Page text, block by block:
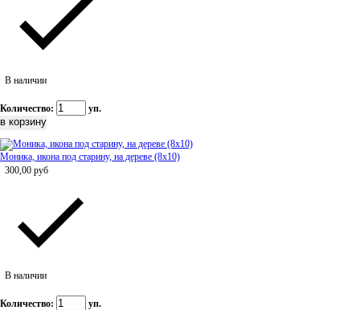
В наличии
Количество: уп.
Моника, икона под старину, на дереве (8x10)
300,00 руб
В наличии
Количество: уп.